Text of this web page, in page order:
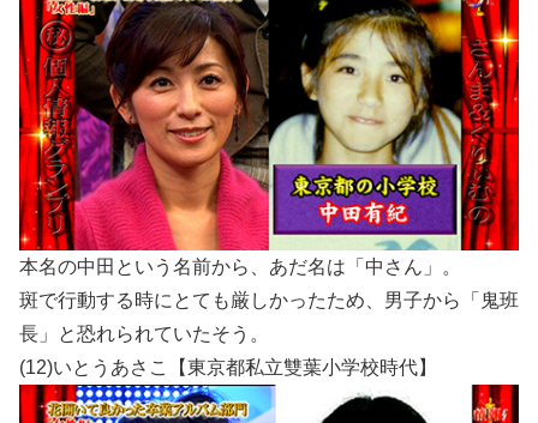
本名の中田という名前から、あだ名は「中さん」。
斑で行動する時にとても厳しかったため、男子から「鬼班
長」と恐れられていたそう。
(12)いとうあさこ【東京都私立雙葉小学校時代】